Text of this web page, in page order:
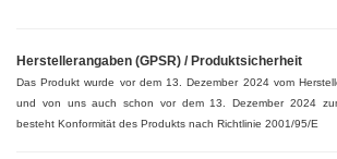
Herstellerangaben (GPSR) / Produktsicherheit
Das Produkt wurde vor dem 13. Dezember 2024 vom
und von uns auch schon vor dem 13. Dezember 2024
besteht Konformität des Produkts nach Richtlinie 2001/95/E